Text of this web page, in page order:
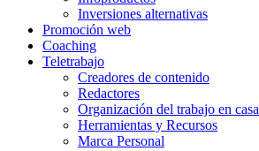
Inversiones alternativas
Promoción web
Coaching
Teletrabajo
Creadores de contenido
Redactores
Organización del trabajo en casa
Herramientas y Recursos
Marca Personal